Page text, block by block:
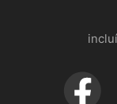
realme Note 70T